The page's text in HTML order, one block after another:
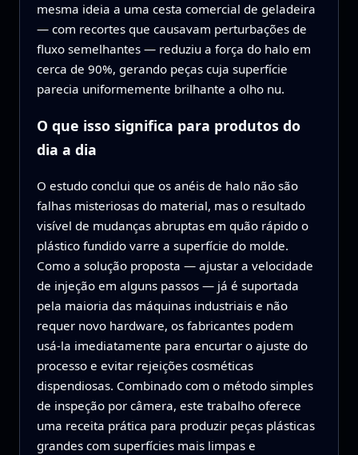
mesma ideia a uma cesta comercial de geladeira
— com recortes que causavam perturbações de
fluxo semelhantes — reduziu a força do halo em
cerca de 90%, gerando peças cuja superfície
parecia uniformemente brilhante a olho nu.
O que isso significa para produtos do
dia a dia
O estudo conclui que os anéis de halo não são
falhas misteriosas do material, mas o resultado
visível de mudanças abruptas em quão rápido o
plástico fundido varre a superfície do molde.
Como a solução proposta — ajustar a velocidade
de injeção em alguns passos — já é suportada
pela maioria das máquinas industriais e não
requer novo hardware, os fabricantes podem
usá‑la imediatamente para encurtar o ajuste do
processo e evitar rejeições cosméticas
dispendiosas. Combinado com o método simples
de inspeção por câmera, este trabalho oferece
uma receita prática para produzir peças plásticas
grandes com superfícies mais limpas e